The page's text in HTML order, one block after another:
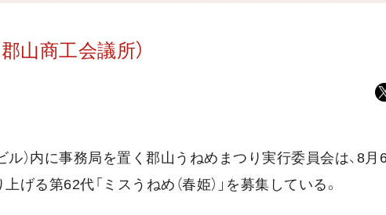
山商工会議所）
ル）内に事務局を置く郡山うねめまつり実行委員会は、8月
る第62代「ミスうねめ（春姫）」を募集している。